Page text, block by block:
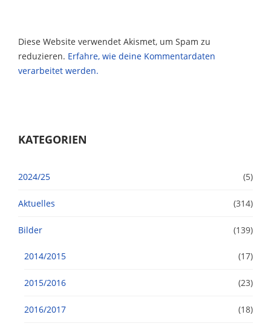
Diese Website verwendet Akismet, um Spam zu
reduzieren. Erfahre, wie deine Kommentardaten
verarbeitet werden.
KATEGORIEN
2024/25 (5)
Aktuelles (314)
Bilder (139)
2014/2015 (17)
2015/2016 (23)
2016/2017 (18)